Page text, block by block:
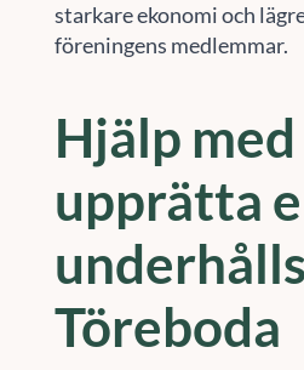
starkare ekonomi och
föreningens medlemmar.
Hjälp
upprätta
Töreboda